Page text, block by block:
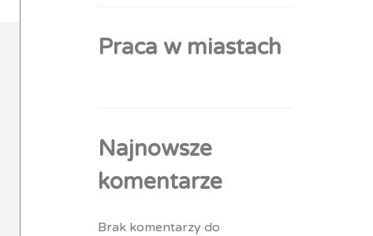
Praca w miastach
Najnowsze
komentarze
Brak komentarzy do